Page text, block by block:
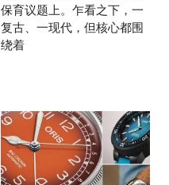
保育议题上。乍看之下，一
复古、一现代，但核心都围
绕着